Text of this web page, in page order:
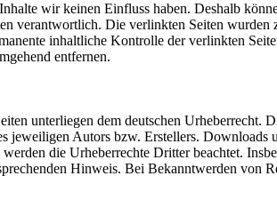
wir keinen Einfluss haben. Deshalb
verantwortlich. Die verlinkten Seiten
inhaltliche Kontrolle der verlinkten
entfernen.
unterliegen dem deutschen
jeweiligen Autors bzw. Erstellers.
die Urheberrechte Dritter beachtet.
Hinweis. Bei Bekanntwerden von